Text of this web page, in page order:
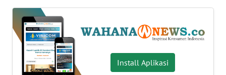
Install Aplikasi
DAERAH
POLHUKAM